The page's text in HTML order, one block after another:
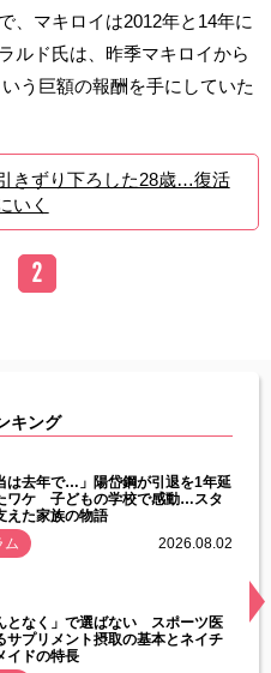
、マキロイは2012年と14年に
ルド氏は、昨季マキロイから
う巨額の報酬を手にしていた
きずり下ろした28歳…復活
いく
2
キング
は去年で…」陽岱鋼が引退を1年延
ワケ 子どもの学校で感動…スタ
えた家族の物語
ム
2026.08.02
となく」で選ばない スポーツ医
サプリメント摂取の基本とネイチ
イドの特長